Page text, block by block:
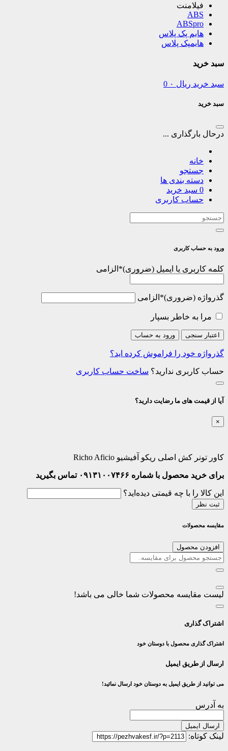
فیلامنت
ABS
ABSpro
هایم پک پلاس
هایمپک پلاس
سبد خرید
سبد خرید ریال 0
سبد خرید
درحال بارگذاری ...
خانه
جستجو
دسته بندی ها
0 سبد خرید
حساب کاربری
ورود به حساب کاربری
کلمه کاربری یا ایمیل * الزامی
گذرواژه * الزامی
مرا به خاطر بسپار
اعتبار سنجی ورود به حساب
گذرواژه خود را فراموش کرده اید؟
حساب کاربری ندارید؟ ساخت حساب کاربری
آیا از قیمت های ما رضایت دارید؟
×
کاور تونر کش اصلی ریکو آفیشیو Richo Aficio
برای خرید محصول با شماره ۰۹۱۳۱۰۰۷۴۶۶ تماس بگیرید
این کالا را با چه قیمتی دیده‌اید؟
ثبت نظر
مقایسه محصولات
افزودن محصول
لیست مقایسه محصولات شما خالی می باشد!
اشتراک گذاری
اشتراک گذاری محصول با دوستان خود
ارسال از طریق ایمیل
می توانید از طریق ایمیل به دوستان خود ارسال نمائید!
به آدرس
ارسال ایمیل
لینک کوتاه: